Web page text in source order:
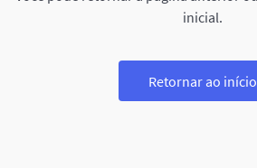
inicial.
Retornar ao início